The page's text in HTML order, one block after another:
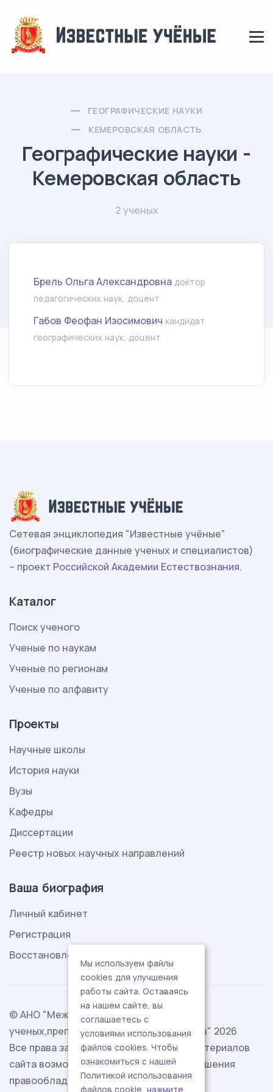
ГЕОГРАФИЧЕСКИЕ НАУКИ
КЕМЕРОВСКАЯ ОБЛАСТЬ
Географические науки -
Кемеровская область
2 ученых
Брель Ольга Александровна доктор
педагогических наук, доцент
Габов Феофан Изосимович кандидат
географических наук, доцент
Сетевая энциклопедия "Известные учёные"
(биографические данные ученых и специалистов)
– проект Российской Академии Естествознания.
Каталог
Поиск ученого
Ученые по наукам
Ученые по регионам
Ученые по алфавиту
Проекты
Научные школы
История науки
Вузы
Кафедры
Диссертации
Реестр новых научных направлений
Ваша биография
Личный кабинет
Регистрация
Восстановление пароля
© АНО "Международная ассоциация
ученых,преподавателей и специалистов" 2026
Все права защищены. Использование материалов
сайта возможно исключительно с разрешения
правообладателя.
Мы используем файлы
cookies для улучшения
работы сайта. Оставаясь
на нашем сайте, вы
соглашаетесь с
условиями использования
файлов cookies. Чтобы
ознакомиться с нашей
Политикой использования
файлов cookie, нажмите